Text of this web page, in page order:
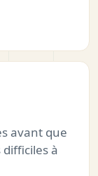
avant que
à